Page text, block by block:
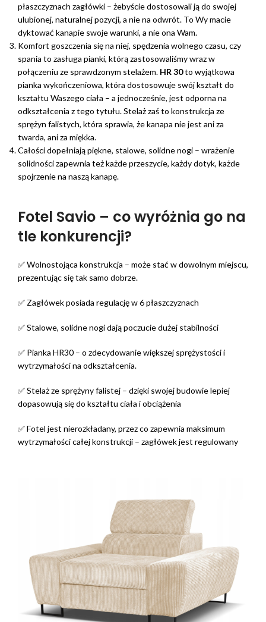
płaszczyznach zagłówki – żebyście dostosowali ją do swojej
ulubionej, naturalnej pozycji, a nie na odwrót. To Wy macie
dyktować kanapie swoje warunki, a nie ona Wam.
Komfort goszczenia się na niej, spędzenia wolnego czasu, czy
spania to zasługa pianki, którą zastosowaliśmy wraz w
połączeniu ze sprawdzonym stelażem. HR 30to wyjątkowa
pianka wykończeniowa, która dostosowuje swój kształt do
kształtu Waszego ciała – a jednocześnie, jest odporna na
odkształcenia z tego tytułu. Stelaż zaś to konstrukcja ze
sprężyn falistych, która sprawia, że kanapa nie jest ani za
twarda, ani za miękka.
Całości dopełniają piękne, stalowe, solidne nogi – wrażenie
solidności zapewnia też każde przeszycie, każdy dotyk, każde
spojrzenie na naszą kanapę.
Fotel Savio – co wyróżnia go na
tle konkurencji?
✅ Wolnostojąca konstrukcja – może stać w dowolnym miejscu,
prezentując się tak samo dobrze.
✅ Zagłówek posiada regulację w 6 płaszczyznach
✅ Stalowe, solidne nogi dają poczucie dużej stabilności
✅ Pianka HR30 – o zdecydowanie większej sprężystości i
wytrzymałości na odkształcenia.
✅ Stelaż ze sprężyny falistej – dzięki swojej budowie lepiej
dopasowują się do kształtu ciała i obciążenia
✅ Fotel jest nierozkładany, przez co zapewnia maksimum
wytrzymałości całej konstrukcji – zagłówek jest regulowany